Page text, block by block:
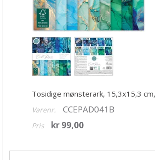
8x8 inch & A4 blokker
12x12 inch blokker
Juleark
Diverse
Arden Studio
Tosidige mønsterark, 15,3x15,3
Varenr. CCEPAD041B
Pris kr 99,00